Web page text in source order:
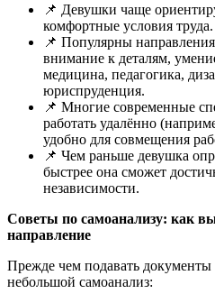
📌 Девушки чаще
комфортные условия труда.
📌 Популярны
внимание к деталям,
медицина, педагогика,
юриспруденция.
📌 Многие современные
работать удалённо
удобно для совмещения
📌 Чем раньше девушка
быстрее она сможет
независимости.
Советы по самоанализу: как
направление
Прежде чем подавать
небольшой самоанализ: